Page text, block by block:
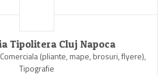
Tipolitera Cluj Napoca
(pliante, mape, brosuri, flyere),
Tipografie